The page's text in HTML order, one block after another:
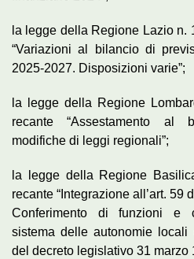
la legge della Regione Lazio n.
“Variazioni al bilancio di
2025-2027. Disposizioni varie”;
la legge della Regione
recante “Assestamento al
modifiche di leggi regionali”;
la legge della Regione
recante “Integrazione all’art. 59
Conferimento di funzioni e
sistema delle autonomie
del decreto legislativo 31 marzo